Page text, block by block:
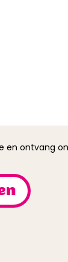
en ontvang